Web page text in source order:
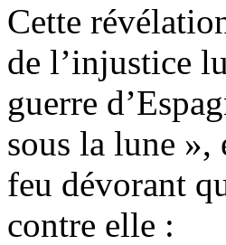
Cette
de l’injustice
guerre
sous la lune »,
feu dévorant
contre elle :